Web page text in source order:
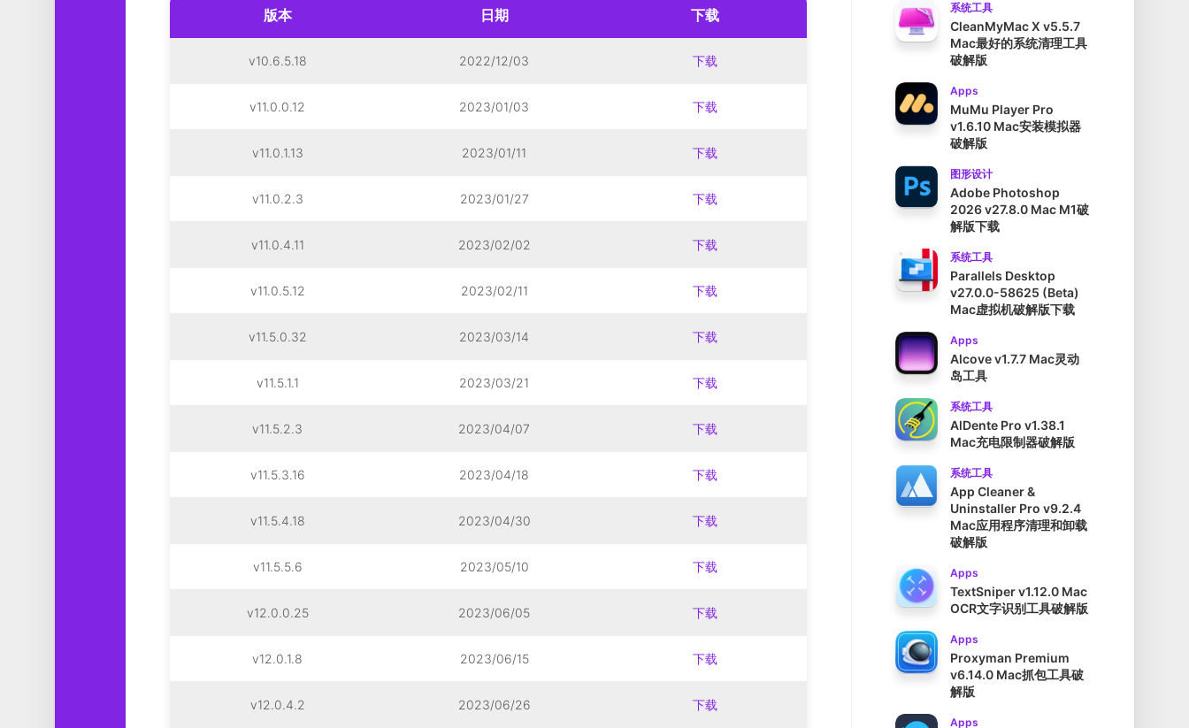
版本 日期 下载
v10.6.5.18 2022/12/03 下载
v11.0.0.12 2023/01/03 下载
v11.0.1.13 2023/01/11 下载
v11.0.2.3 2023/01/27 下载
v11.0.4.11 2023/02/02 下载
v11.0.5.12 2023/02/11 下载
v11.5.0.32 2023/03/14 下载
v11.5.1.1 2023/03/21 下载
v11.5.2.3 2023/04/07 下载
v11.5.3.16 2023/04/18 下载
v11.5.4.18 2023/04/30 下载
v11.5.5.6 2023/05/10 下载
v12.0.0.25 2023/06/05 下载
v12.0.1.8 2023/06/15 下载
v12.0.4.2 2023/06/26 下载
系统工具
CleanMyMac X v5.5.7
Mac最好的系统清理工具
破解版
Apps
MuMu Player Pro
v1.6.10 Mac安装模拟器
破解版
图形设计
Adobe Photoshop
2026 v27.8.0 Mac M1破
解版下载
系统工具
Parallels Desktop
v27.0.0-58625 (Beta)
Mac虚拟机破解版下载
Apps
Alcove v1.7.7 Mac灵动
岛工具
系统工具
AlDente Pro v1.38.1
Mac充电限制器破解版
系统工具
App Cleaner &
Uninstaller Pro v9.2.4
Mac应用程序清理和卸载
破解版
Apps
TextSniper v1.12.0 Mac
OCR文字识别工具破解版
Apps
Proxyman Premium
v6.14.0 Mac抓包工具破
解版
Apps